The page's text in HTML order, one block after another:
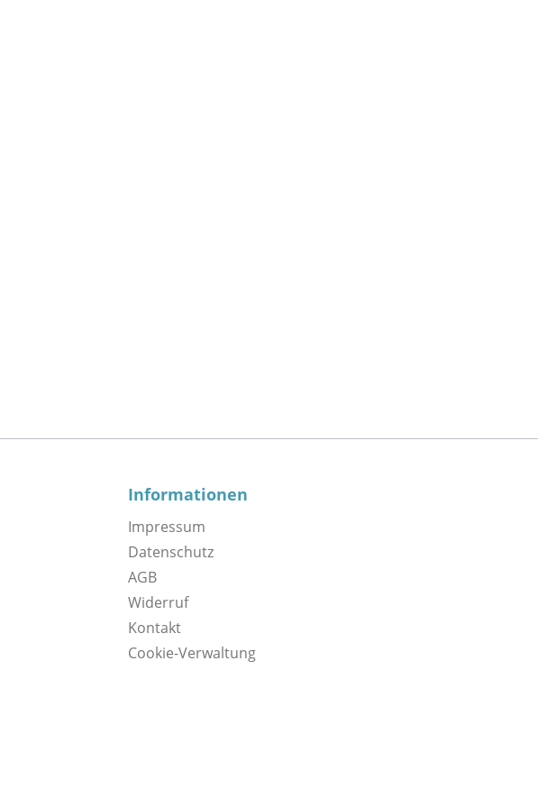
Informationen
Impressum
Datenschutz
AGB
Widerruf
Kontakt
Cookie-Verwaltung